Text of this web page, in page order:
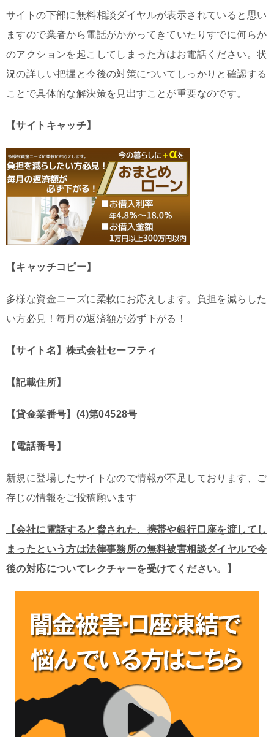
サイトの下部に無料相談ダイヤルが表示されていると思い
ますので業者から電話がかかってきていたりすでに何らか
のアクションを起こしてしまった方はお電話ください。状
況の詳しい把握と今後の対策についてしっかりと確認する
ことで具体的な解決策を見出すことが重要なのです。
【サイトキャッチ】
【キャッチコピー】
多様な資金ニーズに柔軟にお応えします。負担を減らした
い方必見！毎月の返済額が必ず下がる！
【サイト名】株式会社セーフティ
【記載住所】
【貸金業番号】(4)第04528号
【電話番号】
新規に登場したサイトなので情報が不足しております、ご
存じの情報をご投稿願います
【会社に電話すると脅された、携帯や銀行口座を渡してし
まったという方は法律事務所の無料被害相談ダイヤルで今
後の対応についてレクチャーを受けてください。】